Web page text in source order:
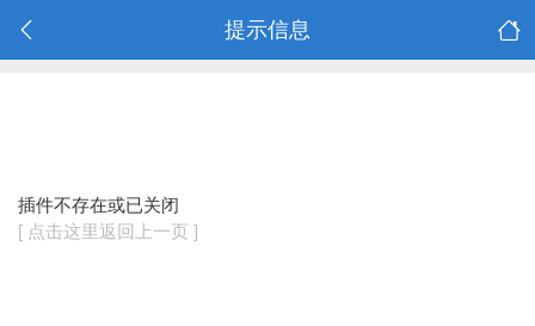
提示信息
插件不存在或已关闭
[ 点击这里返回上一页 ]